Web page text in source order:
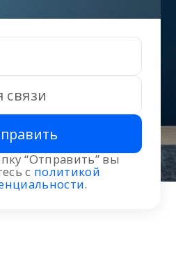
“Отправить” вы
с политикой
.